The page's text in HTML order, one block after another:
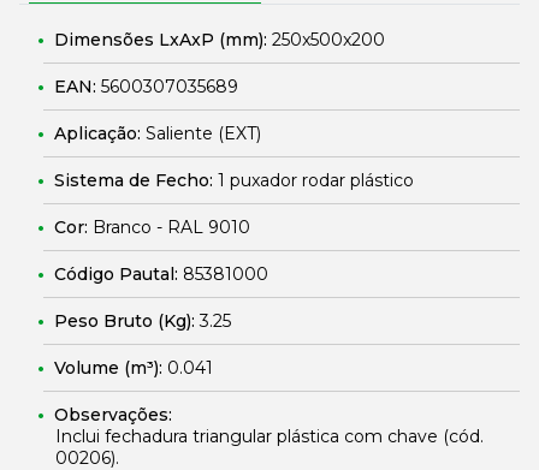
Dimensões LxAxP (mm): 250x500x200
EAN: 5600307035689
Aplicação: Saliente (EXT)
Sistema de Fecho: 1 puxador rodar plástico
Cor: Branco - RAL 9010
Código Pautal: 85381000
Peso Bruto (Kg):3.25
Volume (m³): 0.041
Observações:
Inclui fechadura triangular plástica com chave (cód.
00206).